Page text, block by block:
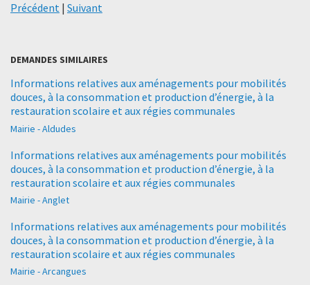
Précédent | Suivant
DEMANDES SIMILAIRES
Informations relatives aux aménagements pour mobilités
douces, à la consommation et production d’énergie, à la
restauration scolaire et aux régies communales
Mairie - Aldudes
Informations relatives aux aménagements pour mobilités
douces, à la consommation et production d’énergie, à la
restauration scolaire et aux régies communales
Mairie - Anglet
Informations relatives aux aménagements pour mobilités
douces, à la consommation et production d’énergie, à la
restauration scolaire et aux régies communales
Mairie - Arcangues